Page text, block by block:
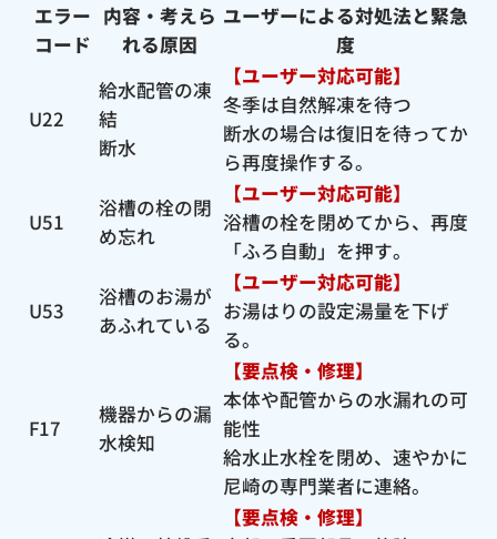
エラー
コード
内容・考えら
れる原因
ユーザーによる対処法と緊急
度
U22
給水配管の凍
結
断水
【ユーザー対応可能】
冬季は自然解凍を待つ
断水の場合は復旧を待ってか
ら再度操作する。
U51
浴槽の栓の閉
め忘れ
【ユーザー対応可能】
浴槽の栓を閉めてから、再度
「ふろ自動」を押す。
U53
浴槽のお湯が
あふれている
【ユーザー対応可能】
お湯はりの設定湯量を下げ
る。
F17
機器からの漏
水検知
【要点検・修理】
本体や配管からの水漏れの可
能性
給水止水栓を閉め、速やかに
尼崎の専門業者に連絡。
【要点検・修理】